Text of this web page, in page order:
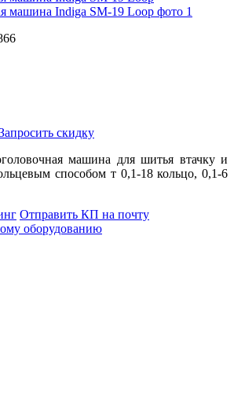
скидку
машина для шитья втачку и
способом т 0,1-18 кольцо, 0,1-6
Отправить КП на почту
оборудованию